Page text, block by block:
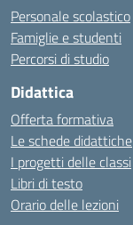
Personale scolastico
Famiglie e studenti
Percorsi di studio
Didattica
Offerta formativa
Le schede didattiche
I progetti delle classi
Libri di testo
Orario delle lezioni